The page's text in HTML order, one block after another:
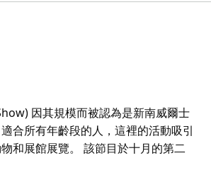
因其規模而被認為是新南威爾士
合所有年齡段的人，這裡的活動吸引
和展館展覽。 該節目於十月的第二